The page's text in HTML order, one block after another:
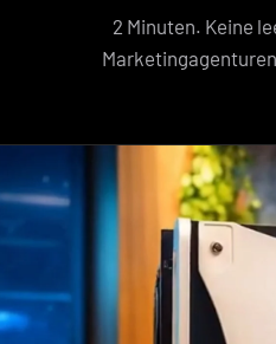
2 Minuten. Keine